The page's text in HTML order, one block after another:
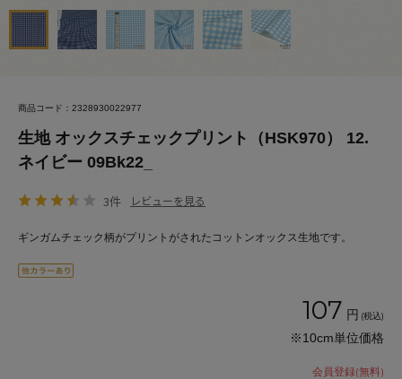
商品コード：2328930022977
生地 オックスチェックプリント（HSK970） 12.
ネイビー 09Bk22_
3件 レビューを見る
ギンガムチェック柄がプリントがされたコットンオックス生地です。
107 円 (税込)
※10cm単位価格
会員登録(無料)